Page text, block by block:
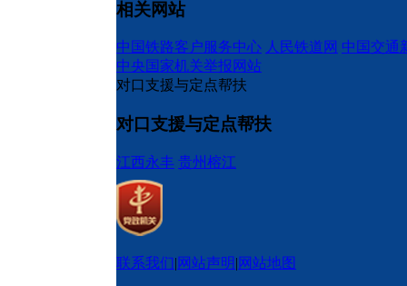
相关网站
中国铁路客户服务中心 人民铁道网 中国交通
中央国家机关举报网站
对口支援与定点帮扶
对口支援与定点帮扶
江西永丰 贵州榕江
联系我们|网站声明|网站地图